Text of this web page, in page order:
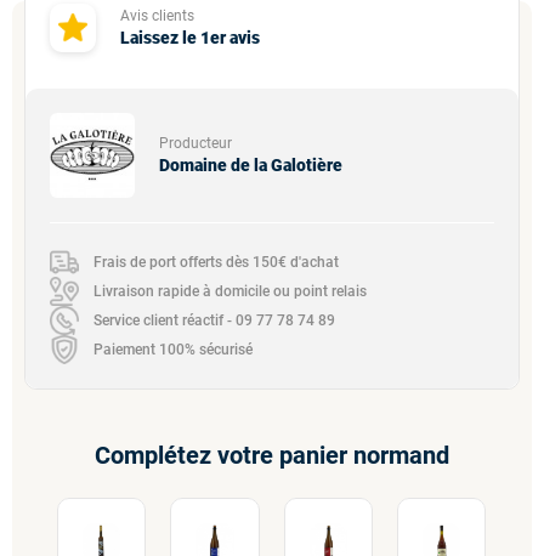
Avis clients
Laissez le 1er avis
Producteur
Domaine de la Galotière
Frais de port offerts dès 150€ d'achat
Livraison rapide à domicile ou point relais
Service client réactif - 09 77 78 74 89
Paiement 100% sécurisé
Complétez votre panier normand